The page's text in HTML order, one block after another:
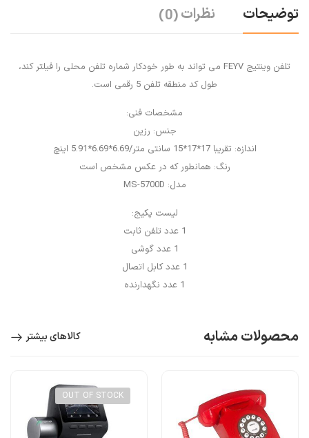
توضیحات نظرات(0)
تلفن وینتیج FEYV می تواند به طور خودکار شماره تلفن محلی را فیلتر کند،
طول کد منطقه تلفن 5 رقمی است.
مشخصات فنی:
جنس: رزین
اندازه: تقریبا 17*17*15 سانتی متر/6.69*6.69*5.91 اینچ
رنگ: همانطور که در عکس مشخص است
مدل: MS-5700D
لیست پکیج:
1 عدد تلفن ثابت
1 عدد گوشی
1 عدد کابل اتصال
1 عدد نگهدارنده
محصولات مشابه کالاهای بیشتر
OUT OF STOCK